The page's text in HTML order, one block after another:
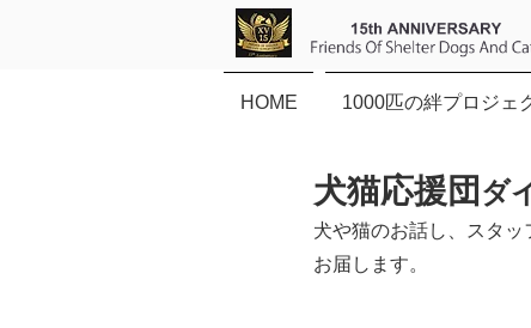
HOME 1000匹の絆プロジェ
犬猫応援団 ダ
犬や猫のお話し、スタッ
お届します。